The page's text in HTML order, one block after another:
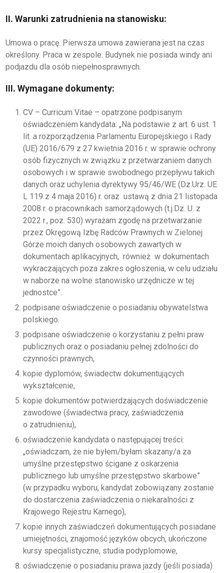
II. Warunki zatrudnienia na stanowisku:
Umowa o pracę. Pierwsza umowa zawierana jest na czas
określony. Praca w zespole. Budynek nie posiada windy ani
podjazdu dla osób niepełnosprawnych.
III. Wymagane dokumenty:
CV – Curricum Vitae – opatrzone podpisanym
oświadczeniem kandydata: „Na podstawie z art. 6 ust. 1
lit. a rozporządzenia Parlamentu Europejskiego i Rady
(UE) 2016/679 z 27 kwietnia 2016 r. w sprawie ochrony
osób fizycznych w związku z przetwarzaniem danych
osobowych i w sprawie swobodnego przepływu takich
danych oraz uchylenia dyrektywy 95/46/WE (Dz.Urz. UE
L 119 z 4 maja 2016) r. oraz ustawą z dnia 21 listopada
2008 r. o pracownikach samorządowych (t.j.Dz. U. z
2022 r., poz. 530) wyrażam zgodę na przetwarzanie
przez Okręgową Izbę Radców Prawnych w Zielonej
Górze moich danych osobowych zawartych w
dokumentach aplikacyjnych, również w dokumentach
wykraczających poza zakres ogłoszenia, w celu udziału
w naborze na wolne stanowisko urzędnicze w tej
jednostce”.
podpisane oświadczenie o posiadaniu obywatelstwa
polskiego.
podpisane oświadczenie o korzystaniu z pełni praw
publicznych oraz o posiadaniu pełnej zdolności do
czynności prawnych,
kopie dyplomów, świadectw dokumentujących
wykształcenie,
kopie dokumentów potwierdzających doświadczenie
zawodowe (świadectwa pracy, zaświadczenia
o zatrudnieniu),
oświadczenie kandydata o następującej treści:
„oświadczam, że nie byłem/byłam skazany/a za
umyślne przestępstwo ścigane z oskarżenia
publicznego lub umyślne przestępstwo skarbowe”
(w przypadku wyboru, kandydat zobowiązany zostanie
do dostarczenia zaświadczenia o niekaralności z
Krajowego Rejestru Karnego),
kopie innych zaświadczeń dokumentujących posiadane
umiejętności, znajomość języków obcych, ukończone
kursy specjalistyczne, studia podyplomowe,
oświadczenie o posiadaniu prawa jazdy (jeśli posiada)